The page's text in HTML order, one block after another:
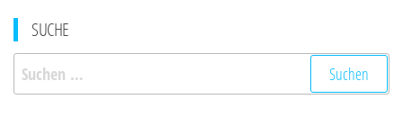
SUCHE
Suchen
nach: